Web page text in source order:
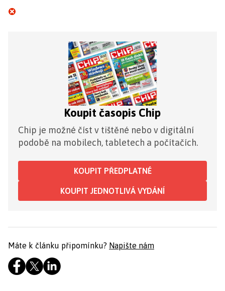
Koupit časopis Chip
Chip je možné číst v tištěné nebo v digitální
podobě na mobilech, tabletech a počítačích.
KOUPIT PŘEDPLATNÉ
KOUPIT JEDNOTLIVÁ VYDÁNÍ
Máte k článku připomínku? Napište nám